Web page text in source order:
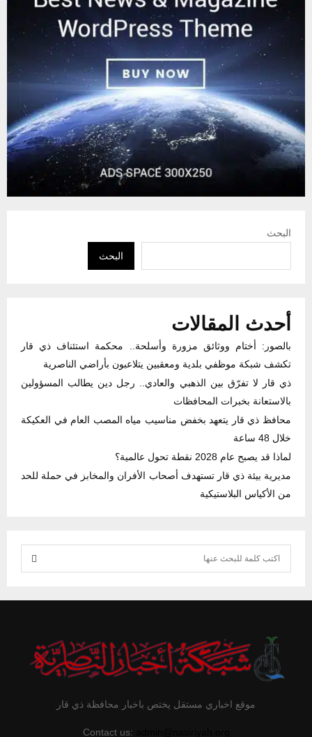
البحث
البحث
أحدث المقالات
بالصور: أختام ووثائق مزورة وأسلحة.. محكمة استئناف ذي قار
تكشف شبكة موظفي بلدية ومعقبين يتلاعبون بأراضي الناصرية
ذي قار لا تفرّق بين الذهبي والعادي.. رجل دين يطالب المسؤولين
بالاستعانة بخبرات المحافظات
محافظ ذي قار يتعهد بخفض مناسيب مياه المصب العام في العكيكة
خلال 48 ساعة
لماذا قد يصبح عام 2028 نقطة تحول عالمية؟
مديرية بيئة ذي قار تستهدف أصحاب الأفران والمخابز في حملة للحد
من الأكياس البلاستيكية
e
R
موقع اخباري مستقل يختص باخبار محافظة ذي قار
Contact us: